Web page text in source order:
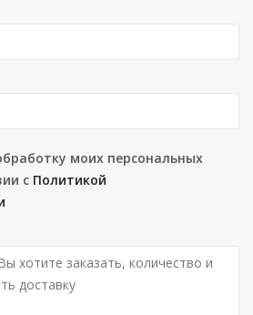
моих персональных
с Политикой